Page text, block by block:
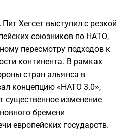
Хегсет выступил с резкой
союзников по НАТО,
пересмотру подходов к
континента. В рамках
стран альянса в
концепцию «НАТО 3.0»,
существенное изменение
бремени
европейских государств.